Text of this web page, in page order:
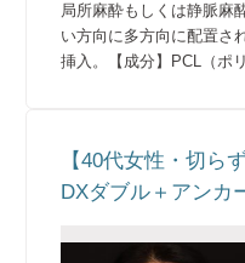
局所麻酔もしくは静脈麻
い方向に多方向に配置さ
挿入。【成分】PCL（ポ
【40代女性・切ら
DXダブル＋アンカ